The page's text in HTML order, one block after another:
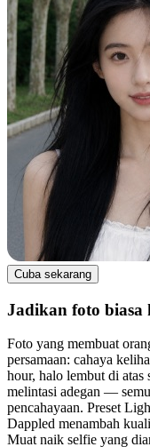
Cuba sekarang
Jadikan foto biasa
Foto yang membuat
persamaan: cahaya
hour, halo lembut di atas
melintasi adegan —
pencahayaan. Preset
Dappled menambah
Muat naik selfie yang